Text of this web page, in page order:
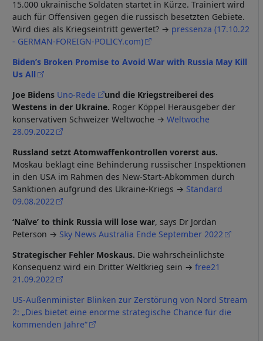
15.000 ukrainische Soldaten startet in Kürze. Trainiert wird
auch für Offensiven gegen die russisch besetzten Gebiete.
Wird dies als Kriegseintritt gewertet? → pressenza (17.10.22
- GERMAN-FOREIGN-POLICY.com)
Biden’s Broken Promise to Avoid War with Russia May Kill
Us All
Joe Bidens Uno-Rede
und die Kriegstreiberei des
Westens in der Ukraine. Roger Köppel Herausgeber der
konservativen Schweizer Weltwoche → Weltwoche
28.09.2022
Russland setzt Atomwaffenkontrollen vorerst aus.
Moskau beklagt eine Behinderung russischer Inspektionen
in den USA im Rahmen des New-Start-Abkommen durch
Sanktionen aufgrund des Ukraine-Kriegs → Standard
09.08.2022
‘Naïve’ to think Russia will lose war, says Dr Jordan
Peterson → Sky News Australia Ende September 2022
Strategischer Fehler Moskaus. Die wahrscheinlichste
Konsequenz wird ein Dritter Weltkrieg sein → free21
21.09.2022
US-Außenminister Blinken zur Zerstörung von Nord Stream
2: „Dies bietet eine enorme strategische Chance für die
kommenden Jahre“